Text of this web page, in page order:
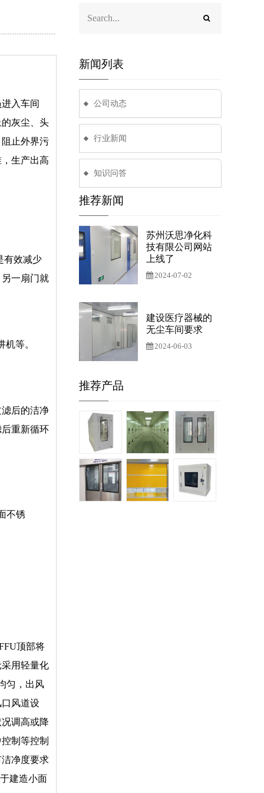
新闻列表
公司动态
行业新闻
知识问答
推荐新闻
苏州沃思净化科
技有限公司网站
上线了
2024-07-02
建设医疗器械的
无尘车间要求
2024-06-03
推荐产品
入车间
灰尘、头
止外界污
生产出高
有效减少
一扇门就
机等。
后的洁净
重新循环
不锈
顶部将
用轻量化
匀，出风
风道设
调高或降
制等控制
净度要求
建造小面